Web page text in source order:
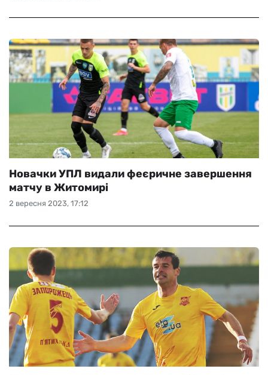
2 вересня 2023, 17:12
Новачки УПЛ видали феєричне завершення
матчу в Житомирі